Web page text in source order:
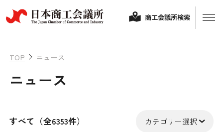
商工会議所検索
TOP ニュース
ニュース
すべて（全6353件） カテゴリー選択